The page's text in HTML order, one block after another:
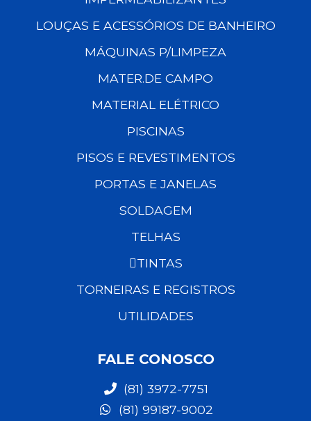
LOUÇAS E ACESSÓRIOS DE BANHEIRO
MÁQUINAS P/LIMPEZA
MATER.DE CAMPO
MATERIAL ELÉTRICO
PISCINAS
PISOS E REVESTIMENTOS
PORTAS E JANELAS
SOLDAGEM
TELHAS
TINTAS
TORNEIRAS E REGISTROS
UTILIDADES
FALE CONOSCO
(81) 3972-7751
(81) 99187-9002